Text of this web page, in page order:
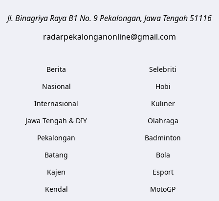
Jl. Binagriya Raya B1 No. 9Pekalongan, Jawa Tengah51116
radarpekalonganonline@gmail.com
Berita
Nasional
Internasional
Jawa Tengah & DIY
Pekalongan
Batang
Kajen
Kendal
Selebriti
Hobi
Kuliner
Olahraga
Badminton
Bola
Esport
MotoGP